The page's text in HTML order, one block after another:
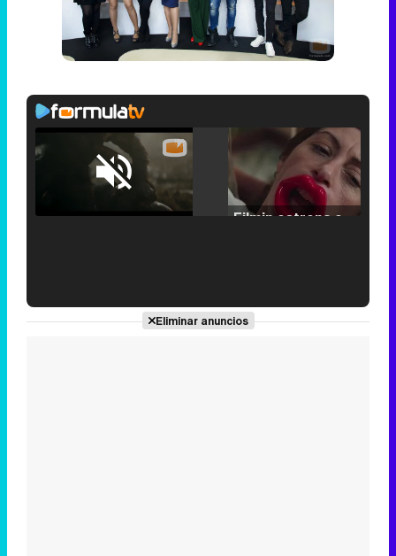
Unmute /
'120 Minutos' celebra sus 2.000 programas en Telemadrid con un vídeo del día a día en la redacción
Eliminar anuncios